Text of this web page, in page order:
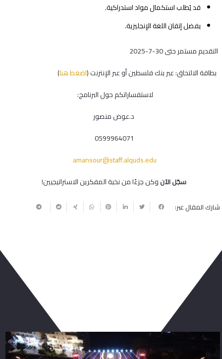
قد يُطلب استكمال مواد استدراكية.
يفضل إتقان اللغة الإنجليزية.
التقديم مستمر حتى 30-7-2025
بطاقة الالتحاق: عبر بنك فلسطين أو عبر الإنترنت (اضغط هنا)
لاستفساراتكم حول البرنامج:
د.عوض منصور
0599964071
amansour@staff.alquds.edu
سجّل الآن وكن جزءًا من نخبة المفكرين الاستراتيجيين!
شارك المقال عبر: